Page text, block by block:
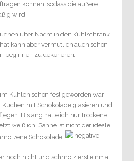
können, sodass die äußere
wird.
über Nacht in den Kühlschrank.
kann aber vermutlich auch schon
beginnen zu dekorieren.
Kühlen schön fest geworden war
mit Schokolade glasieren und
Bislang hatte ich nur trockene
weiß ich: Sahne ist nicht der ideale
Schokolade!
noch nicht und schmolz erst einmal